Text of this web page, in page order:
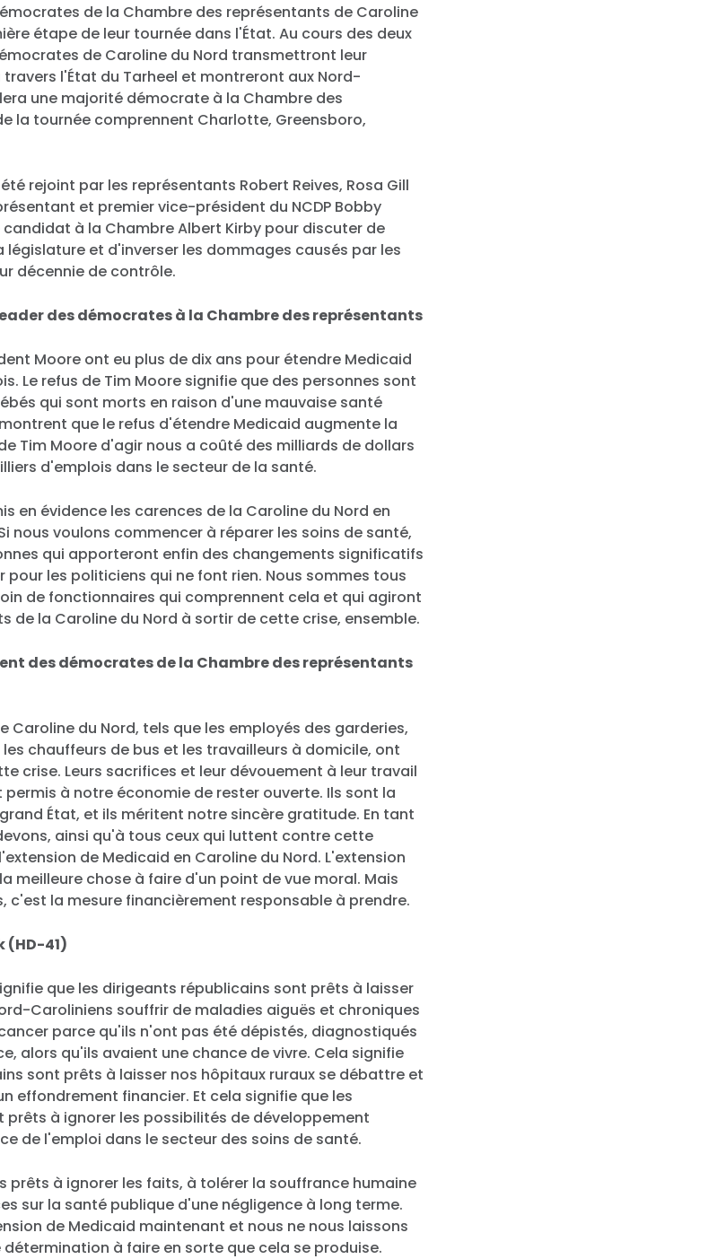
de la Chambre des représentants de Caroline
étape de leur tournée dans l'État. Au cours des deux
de Caroline du Nord transmettront leur
l'État du Tarheel et montreront aux Nord-
une majorité démocrate à la Chambre des
la tournée comprennent Charlotte, Greensboro,
rejoint par les représentants Robert Reives, Rosa Gill
et premier vice-président du NCDP Bobby
candidat à la Chambre Albert Kirby pour discuter de
et d'inverser les dommages causés par les
décennie de contrôle.
des démocrates à la Chambre des représentants
Moore ont eu plus de dix ans pour étendre Medicaid
Le refus de Tim Moore signifie que des personnes sont
qui sont morts en raison d'une mauvaise santé
que le refus d'étendre Medicaid augmente la
Tim Moore d'agir nous a coûté des milliards de dollars
d'emplois dans le secteur de la santé.
en évidence les carences de la Caroline du Nord en
nous voulons commencer à réparer les soins de santé,
qui apporteront enfin des changements significatifs
pour les politiciens qui ne font rien. Nous sommes tous
de fonctionnaires qui comprennent cela et qui agiront
de la Caroline du Nord à sortir de cette crise, ensemble.
des démocrates de la Chambre des représentants
Caroline du Nord, tels que les employés des garderies,
chauffeurs de bus et les travailleurs à domicile, ont
crise. Leurs sacrifices et leur dévouement à leur travail
à notre économie de rester ouverte. Ils sont la
État, et ils méritent notre sincère gratitude. En tant
ainsi qu'à tous ceux qui luttent contre cette
de Medicaid en Caroline du Nord. L'extension
meilleure chose à faire d'un point de vue moral. Mais
c'est la mesure financièrement responsable à prendre.
(HD-41)
que les dirigeants républicains sont prêts à laisser
Caroliniens souffrir de maladies aiguës et chroniques
parce qu'ils n'ont pas été dépistés, diagnostiqués
alors qu'ils avaient une chance de vivre. Cela signifie
sont prêts à laisser nos hôpitaux ruraux se débattre et
effondrement financier. Et cela signifie que les
à ignorer les possibilités de développement
de l'emploi dans le secteur des soins de santé.
prêts à ignorer les faits, à tolérer la souffrance humaine
sur la santé publique d'une négligence à long terme.
de Medicaid maintenant et nous ne nous laissons
à faire en sorte que cela se produise.